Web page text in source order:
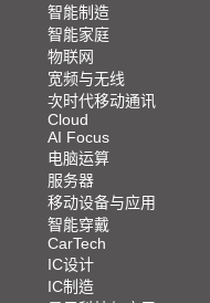
智能制造
智能家庭
物联网
宽频与无线
次时代移动通讯
Cloud
AI Focus
电脑运算
服务器
移动设备与应用
智能穿戴
CarTech
IC设计
IC制造